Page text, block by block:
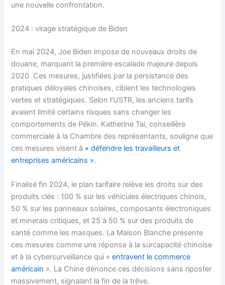
une nouvelle confrontation.
2024 : virage stratégique de Biden
En mai 2024, Joe Biden impose de nouveaux droits de
douane, marquant la première escalade majeure depuis
2020. Ces mesures, justifiées par la persistance des
pratiques déloyales chinoises, ciblent les technologies
vertes et stratégiques. Selon l’USTR, les anciens tarifs
avaient limité certains risques sans changer les
comportements de Pékin. Katherine Tai, conseillère
commerciale à la Chambre des représentants, souligne que
ces mesures visent à « défendre les travailleurs et
entreprises américains ».
Finalisé fin 2024, le plan tarifaire relève les droits sur des
produits clés : 100 % sur les véhicules électriques chinois,
50 % sur les panneaux solaires, composants électroniques
et minerais critiques, et 25 à 50 % sur des produits de
santé comme les masques. La Maison Blanche présente
ces mesures comme une réponse à la surcapacité chinoise
et à la cybersurveillance qui «entravent le commerce
américain ». La Chine dénonce ces décisions sans riposter
massivement, signalant la fin de la trêve.